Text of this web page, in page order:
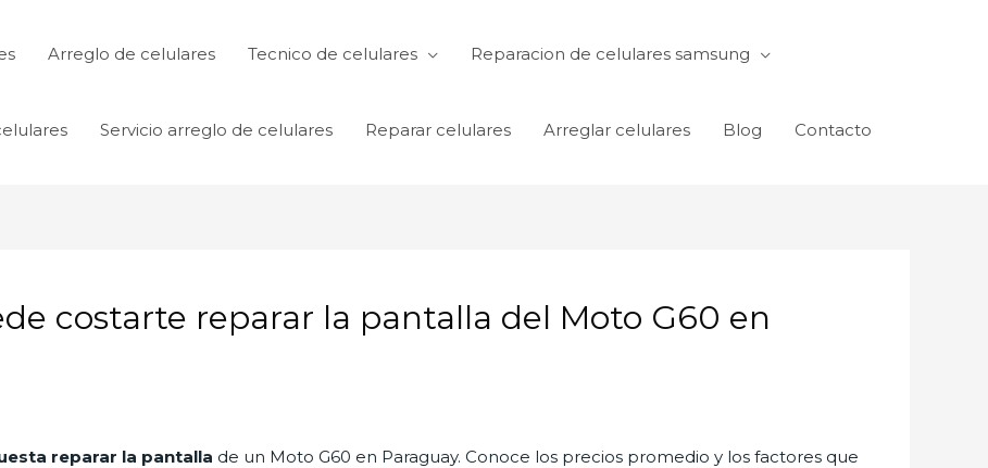
Arreglo de celulares Tecnico de celulares Reparacion de celulares samsung
Servicio arreglo de celulares Reparar celulares Arreglar celulares Blog Contacto
costarte reparar la pantalla del Moto G60 en
reparar la pantalla de un Moto G60 en Paraguay. Conoce los precios promedio y los factores que